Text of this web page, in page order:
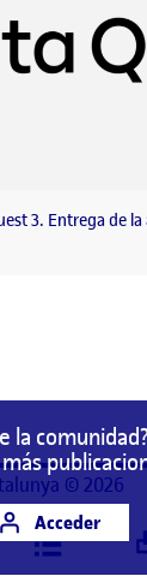
3. Entrega de
la
Acceder
© 2026